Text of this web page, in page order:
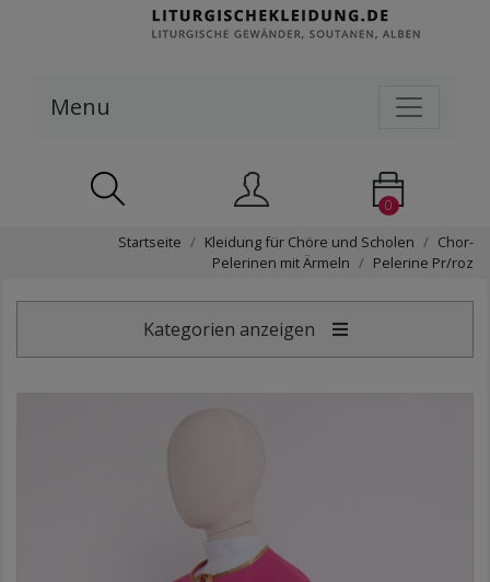
Menu
0
Startseite Kleidung für Chöre und Scholen
Chor-
Pelerinen mit Ärmeln
Pelerine Pr/roz
Kategorien anzeigen